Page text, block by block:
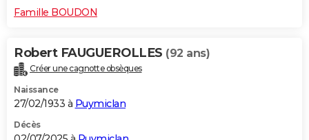
FORUM
Bricolage
Lifestyle
Culture
Television
Voyage
Cinema
Famille BOUDON
Robert FAUGUEROLLES (92 ans)
Créer une cagnotte obsèques
Naissance
27/02/1933 à Puymiclan
Décès